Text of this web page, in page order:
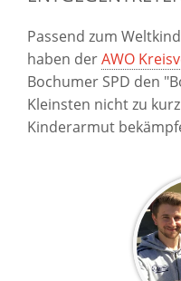
Passend zum
haben derAWO
Bochumer SPD den
Kleinsten nicht zu
Kinderarmut